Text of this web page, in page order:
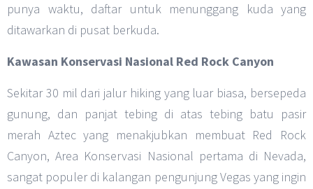
punya waktu, daftar untuk menunggang kuda yang
ditawarkan di pusat berkuda.
Kawasan Konservasi Nasional Red Rock Canyon
Sekitar 30 mil dari jalur hiking yang luar biasa, bersepeda
gunung, dan panjat tebing di atas tebing batu pasir
merah Aztec yang menakjubkan membuat Red Rock
Canyon, Area Konservasi Nasional pertama di Nevada,
sangat populer di kalangan pengunjung Vegas yang ingin